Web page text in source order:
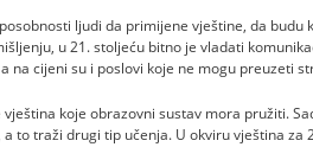
ljudi da primijene vještine, da
u 21. stoljeću bitno je vladati
na cijeni su i poslovi koje ne mogu preuzeti
vještina koje obrazovni sustav mora pružiti.
to traži drugi tip učenja. U okviru vještina za